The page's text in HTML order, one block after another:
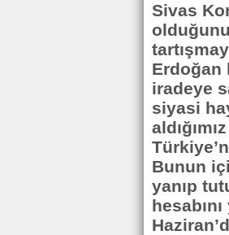
Sivas
Erdoğan
iradeye
siyasi
Bunun
yanıp